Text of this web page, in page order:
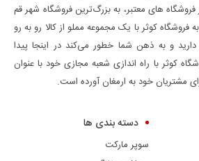
های معتبر، به بزرگ‌ترین فروشگاه شهر قم
کوثر با یک مجموعه مملو از کالا رو به رو
و به ذهن شما خطور می‌کند در اینجا پیدا
کوثر با راه اندازی شعبه مجازی خود با عنوان
مشتریان خود به ارمغان آورده است.
دسته بندی ها
سوپر مارکت